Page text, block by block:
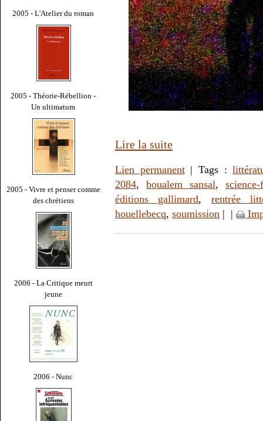
2005 - L'Atelier du roman
2005 - Théorie-Rébellion -
Un ultimatum
2005 - Vivre et penser comme
des chrétiens
2006 - La Critique meurt
jeune
2006 - Nunc
Lire la suite
Lien permanent| Tags :
2084,boualem sansal,
éditions gallimard, rentrée
houellebecq, soumission | |